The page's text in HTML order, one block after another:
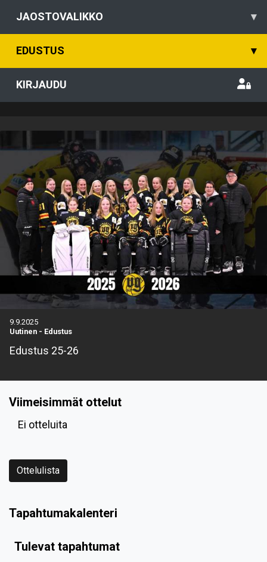
JAOSTOVALIKKO ▾
EDUSTUS ▾
KIRJAUDU
9.9.2025
Uutinen - Edustus
Edustus 25-26
Viimeisimmät ottelut
Ei otteluita
Ottelulista
Tapahtumakalenteri
Tulevat tapahtumat